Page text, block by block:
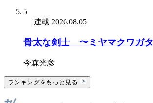
5
連載 2026.08.05
骨太な剣士 〜ミヤマクワガタ
今森光彦
ランキングをもっと見る